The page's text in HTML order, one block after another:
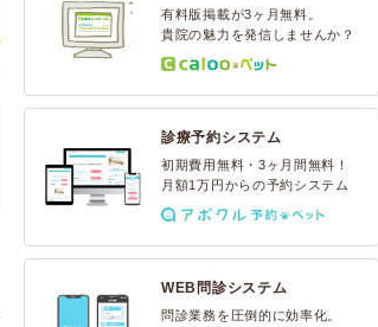
有料版掲載が3ヶ月無料。
貴院の魅力を発信しませんか？
診療予約システム
初期費用無料・3ヶ月間無料！
月額1万円からの予約システム
WEB問診システム
問診業務を圧倒的に効率化。